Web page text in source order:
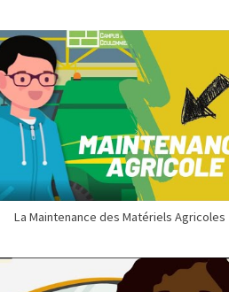
La Maintenance des Matériels Agricoles